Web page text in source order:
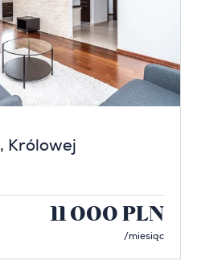
, Królowej
11 000 PLN
/miesiąc